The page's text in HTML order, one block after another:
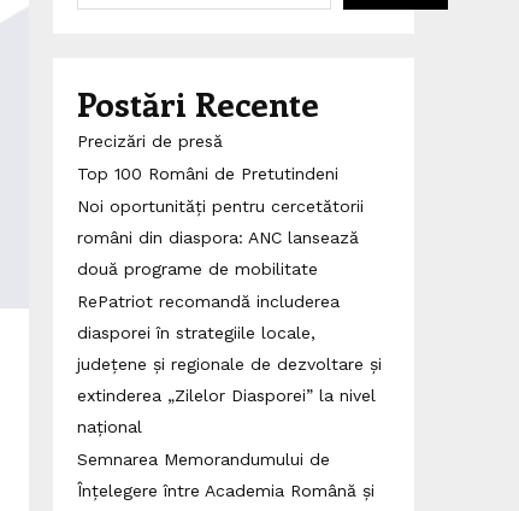
Postări Recente
Precizări de presă
Top 100 Români de Pretutindeni
Noi oportunități pentru cercetătorii
români din diaspora: ANC lansează
două programe de mobilitate
RePatriot recomandă includerea
diasporei în strategiile locale,
județene și regionale de dezvoltare și
extinderea „Zilelor Diasporei” la nivel
național
Semnarea Memorandumului de
Înțelegere între Academia Română și